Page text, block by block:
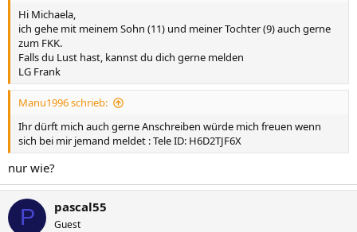
Hi Michaela,
ich gehe mit meinem Sohn (11) und meiner Tochter (9) auch gerne
zum FKK.
Falls du Lust hast, kannst du dich gerne melden
LG Frank
Manu1996 schrieb:
Ihr dürft mich auch gerne Anschreiben würde mich freuen wenn
sich bei mir jemand meldet : Tele ID: H6D2TJF6X
nur wie?
P pascal55
Guest